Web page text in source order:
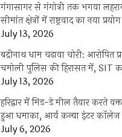
गंगासागर से गंगोत्री तक भगवा
सीमांत क्षेत्रों में राष्ट्रवाद का नया प्रयोग
July 13, 2026
बद्रीनाथ धाम चढ़ावा चोरी: आरोपित
चमोली पुलिस की हिरासत में, SIT
July 13, 2026
हरिद्वार में मिड-डे मील तैयार करते
हुआ धमाका, आर्य कन्या इंटर कॉलेज
July 6, 2026